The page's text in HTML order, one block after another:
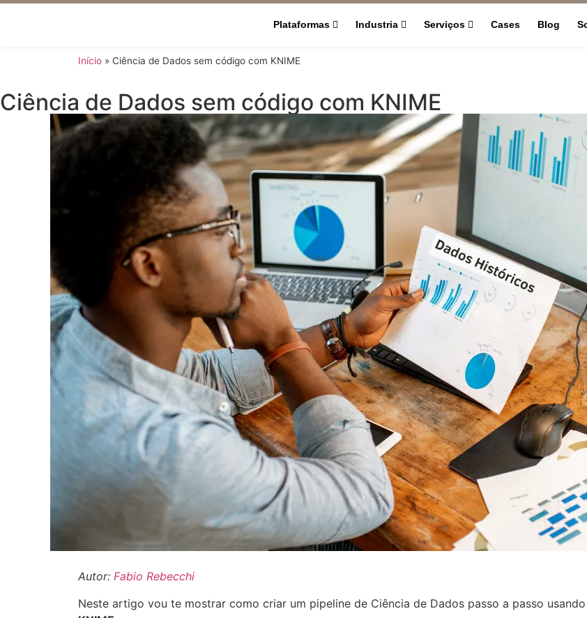
Plataformas Industria Serviços Cases Blog
Início » Ciência de Dados sem código com KNIME
Ciência de Dados sem código com KNIME
Autor: Fabio Rebecchi
Neste artigo vou te mostrar como criar um pipeline de Ciência de Dados passo a passo